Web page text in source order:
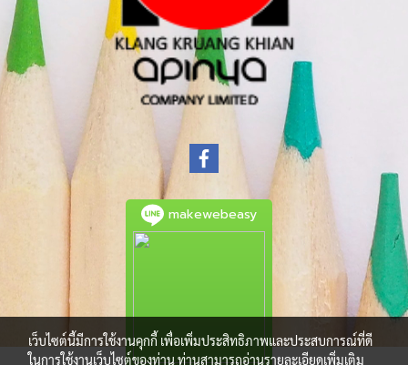
makewebeasy
เว็บไซต์นี้มีการใช้งานคุกกี้ เพื่อเพิ่มประสิทธิภาพและประสบการณ์ที่ดี
ในการใช้งานเว็บไซต์ของท่าน ท่านสามารถอ่านรายละเอียดเพิ่มเติม